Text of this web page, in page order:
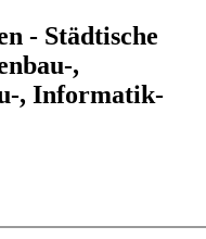
- Städtische
,
, Informatik-